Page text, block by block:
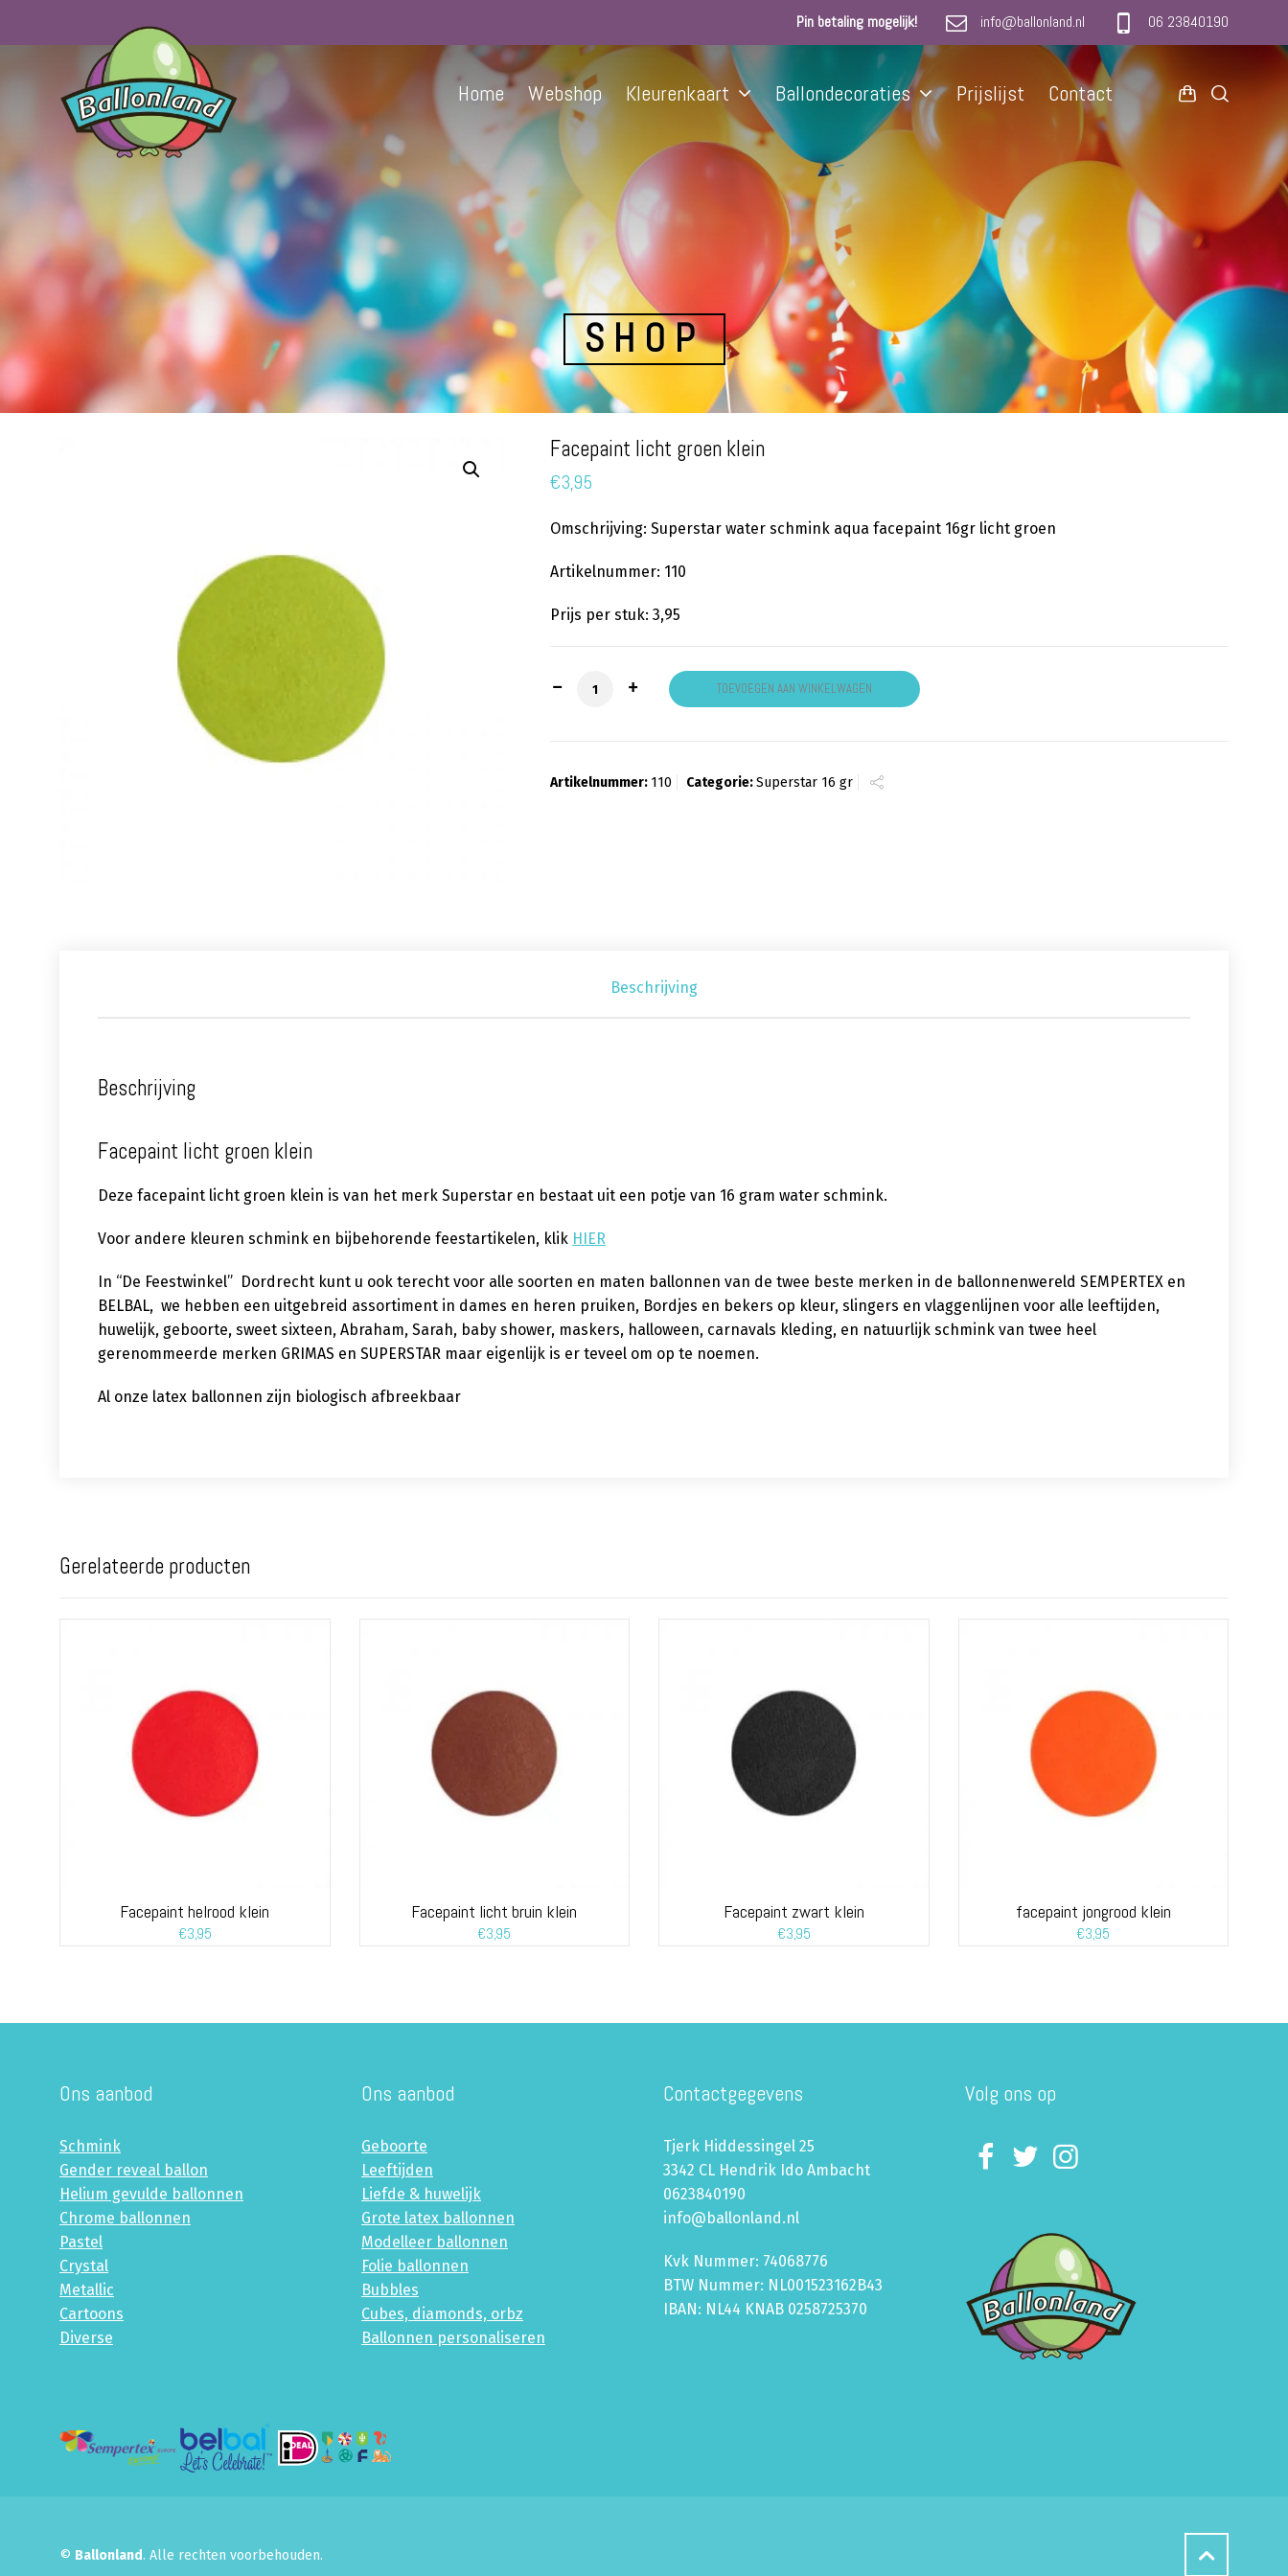
Pin betaling mogelijk! info@ballonland.nl 06 23840190
Home Webshop Kleurenkaart Ballondecoraties Prijslijst Contact
SHOP
Facepaint licht groen klein
€3,95
Omschrijving: Superstar water schmink aqua facepaint 16gr licht groen
Artikelnummer: 110
Prijs per stuk: 3,95
Facepaint licht groen klein aantal
TOEVOEGEN AAN WINKELWAGEN
Artikelnummer: 110 Categorie:Superstar 16 gr
Beschrijving
Beschrijving
Facepaint licht groen klein
Deze facepaint licht groen klein is van het merk Superstar en bestaat uit een potje van 16 gram water schmink.
Voor andere kleuren schmink en bijbehorende feestartikelen, klik HIER
In “De Feestwinkel” Dordrecht kunt u ook terecht voor alle soorten en maten ballonnen van de twee beste merken in de ballonnenwereld SEMPERTEX en
BELBAL, we hebben een uitgebreid assortiment in dames en heren pruiken, Bordjes en bekers op kleur, slingers en vlaggenlijnen voor alle leeftijden,
huwelijk, geboorte, sweet sixteen, Abraham, Sarah, baby shower, maskers, halloween, carnavals kleding, en natuurlijk schmink van twee heel
gerenommeerde merken GRIMAS en SUPERSTAR maar eigenlijk is er teveel om op te noemen.
Al onze latex ballonnen zijn biologisch afbreekbaar
Gerelateerde producten
Facepaint helrood klein
€3,95
Facepaint licht bruin klein
€3,95
Facepaint zwart klein
€3,95
facepaint jongrood klein
€3,95
Ons aanbod
Schmink
Gender reveal ballon
Helium gevulde ballonnen
Chrome ballonnen
Pastel
Crystal
Metallic
Cartoons
Diverse
Ons aanbod
Geboorte
Leeftijden
Liefde & huwelijk
Grote latex ballonnen
Modelleer ballonnen
Folie ballonnen
Bubbles
Cubes, diamonds, orbz
Ballonnen personaliseren
Contactgegevens
Tjerk Hiddessingel 25
3342 CL Hendrik Ido Ambacht
0623840190
info@ballonland.nl
Kvk Nummer: 74068776
BTW Nummer: NL001523162B43
IBAN: NL44 KNAB 0258725370
Volg ons op
© Ballonland . Alle rechten voorbehouden.